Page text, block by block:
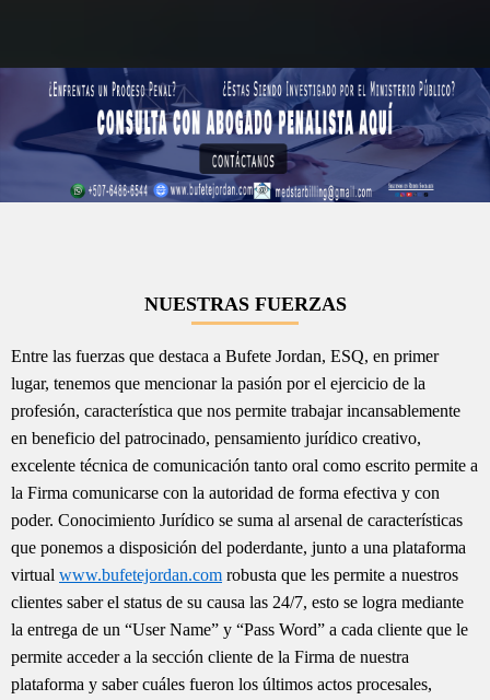
NUESTRAS FUERZAS
Entre las fuerzas que destaca a Bufete Jordan, ESQ, en primer
lugar, tenemos que mencionar la pasión por el ejercicio de la
profesión, característica que nos permite trabajar incansablemente
en beneficio del patrocinado, pensamiento jurídico creativo,
excelente técnica de comunicación tanto oral como escrito permite a
la Firma comunicarse con la autoridad de forma efectiva y con
poder. Conocimiento Jurídico se suma al arsenal de características
que ponemos a disposición del poderdante, junto a una plataforma
virtual www.bufetejordan.com robusta que les permite a nuestros
clientes saber el status de su causa las 24/7, esto se logra mediante
la entrega de un “User Name” y “Pass Word” a cada cliente que le
permite acceder a la sección cliente de la Firma de nuestra
plataforma y saber cuáles fueron los últimos actos procesales,